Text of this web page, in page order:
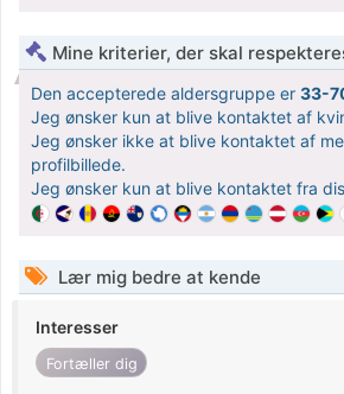
Mine kriterier, der skal
Den accepterede aldersgruppe er 33-
Jeg ønsker kun at blive kontaktet af
Jeg ønsker ikke at blive kontaktet af
profilbillede.
Jeg ønsker kun at blive kontaktet fra
Lær mig bedre at kende
Interesser
Fortæller dig